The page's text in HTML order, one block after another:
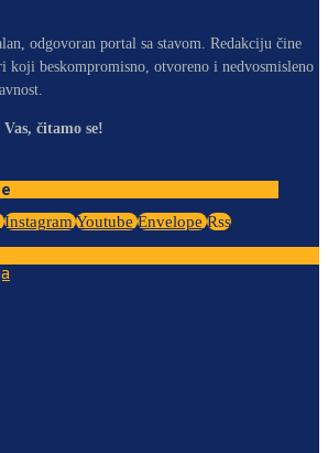
odgovoran portal sa stavom. Redakciju čine
koji beskompromisno, otvoreno i nedvosmisleno
čitamo se!
Instagram Youtube Envelope Rss